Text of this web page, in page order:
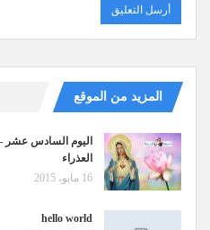
المزيد من الموقع
اليوم السادس عشر
العذراء
16 مايو، 2015
hello world